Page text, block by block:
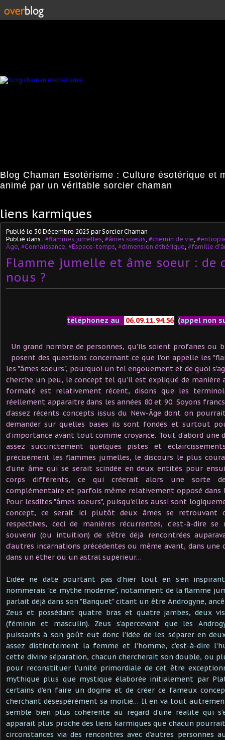
Blog Chaman Esotérisme : Culture ésotérique et
animé par un véritable sorcier chaman
liens karmiques
Publié le 30 Décembre 2025 par Sorcier Chaman
Publié dans : #flammes jumelles #âmes soeurs #chemin de vie
Âge #Connaissance #Espace-temps #dimension éthérique #famille
Flamme jumelle et âme soeur : de
nous ?
téléphonez au 06.09.11.94.56 (appel non
Un grand nombre de personnes, qu’ils soient profanes ou
posent des questions concernant ce que l’on appelle les
les "âmes soeurs", pourquoi un tel engouement et de quoi
cherche un peu, le concept tel qu’il est expliqué de manière
formaté est relativement récent, disons que les
réellement apparaitre dans les années 80 et 90. Soyons
d’assez récents concepts issus du New-Âge dont on
demander sur quelles bases ils sont fondés et surtout
d’importance avant tout comme croyance. Tout d’abord une
assez succinctement quelques pistes et
précisément les flammes jumelles, le discours le plus
d’une âme qui se serait scindée en deux entités pour
corps différents, ce qui créerait alors une sorte
complémentaire et parfois même relativement opposé dans
Pour lesdites "âmes soeurs", puisqu’elles aussi sont
concept, ce serait ici plutôt deux âmes se retrouvant
respectives, ceci de manières récurrentes, c’est-à-dire
souvenir (ou intuition) de s’être déjà rencontrées
d’autres incarnations précédentes ou même avant, dans
dans un éther ou un astral supérieur…
L’idée ne date pourtant pas d’hier tout en s’en
nommerais "ce mythe moderne", notamment de la flamme
parlait déjà dans son "Banquet" citant un être Androgyne,
Zeus et possédant quatre bras et quatre jambes, deux
(féminin et masculin). Zeus s’apercevant que les
puissants à son goût eut donc l’idée de les séparer en
assez distinctement la femme et l’homme, c’est-à-dire
cette divine séparation, chacun chercherait son double, ou
pour reconstituer l’unité primordiale de cet être
mythique plus que mystique élaborée initialement par
certains d’en faire un dogme et de créer ce fameux
cherchant désespérément sa moitié… Il en va tout
semble bien plus cohérente au regard d’une réalité qui
apparait plus proche des liens karmiques que chacun
circonstances via des rencontres avec d’autres personnes